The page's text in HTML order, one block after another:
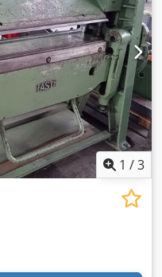
* Radio máximo de la
trasero; posibilidad
Ibzweuorf * Contador
recomendado
Accesorios: * 1 juego
1 /3